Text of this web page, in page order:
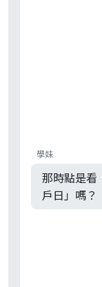
學妹
那時點是看
戶日」嗎？